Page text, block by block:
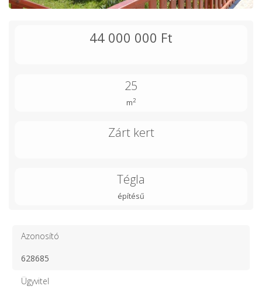
44 000 000 Ft
25
m2
Zárt kert
Tégla
építésű
Azonosító
628685
Ügyvitel